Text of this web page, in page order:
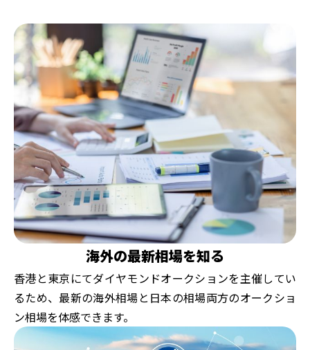
海外の最新相場を知る
香港と東京にてダイヤモンドオークションを主催してい
るため、最新の海外相場と日本の相場両方のオークショ
ン相場を体感できます。